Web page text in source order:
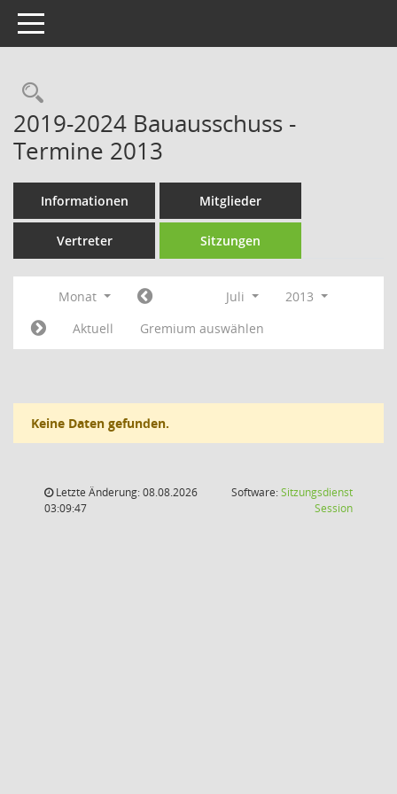
Toggle navigation
Rechercheauswahl
2019-2024 Bauausschuss -
Termine 2013
Informationen Mitglieder
Vertreter Sitzungen
Monat Juli
2013
Aktuell
Gremium auswählen
Keine Daten gefunden.
Letzte Änderung: 08.08.2026
03:09:47
Software:Sitzungsdienst
Session(Wird in